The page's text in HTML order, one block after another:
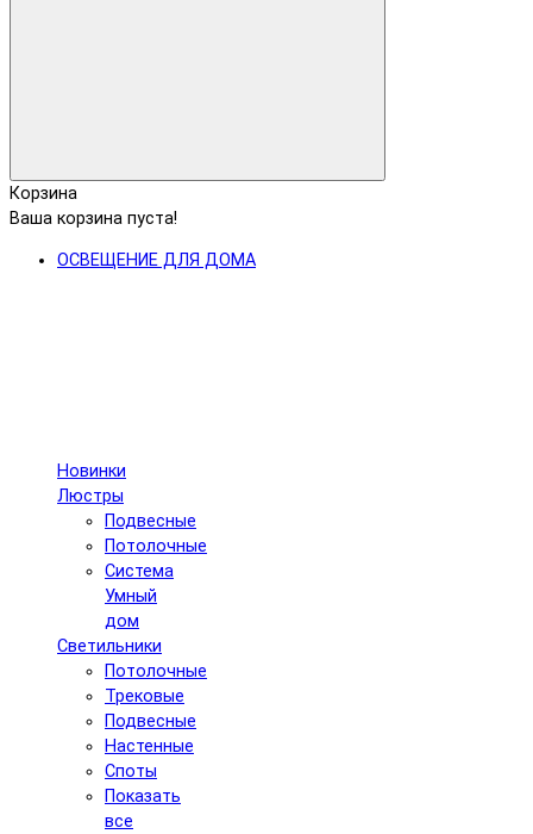
Корзина
Ваша корзина пуста!
ОСВЕЩЕНИЕ ДЛЯ ДОМА
Новинки
Люстры
Подвесные
Потолочные
Система
Умный
дом
Светильники
Потолочные
Трековые
Подвесные
Настенные
Споты
Показать
все